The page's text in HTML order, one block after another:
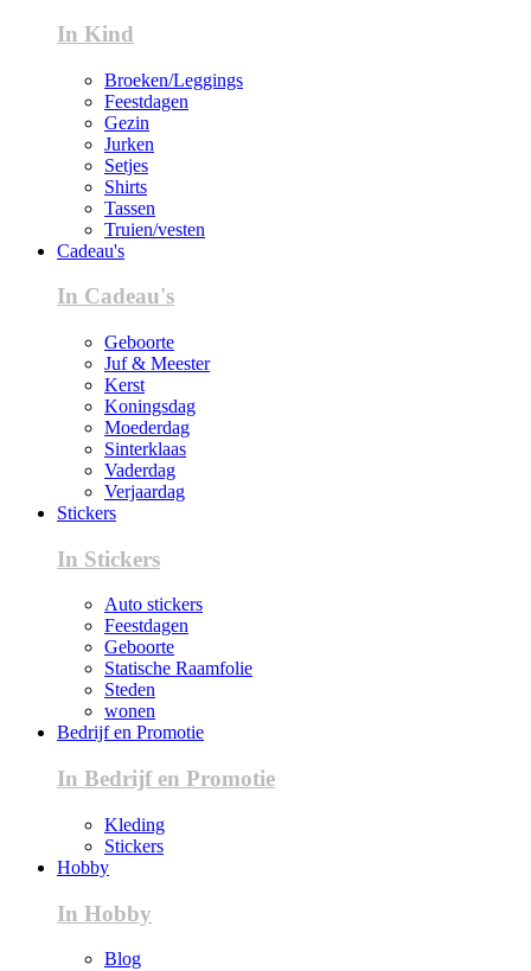
In Kind
Broeken/Leggings
Feestdagen
Gezin
Jurken
Setjes
Shirts
Tassen
Truien/vesten
Cadeau's
In Cadeau's
Geboorte
Juf & Meester
Kerst
Koningsdag
Moederdag
Sinterklaas
Vaderdag
Verjaardag
Stickers
In Stickers
Auto stickers
Feestdagen
Geboorte
Statische Raamfolie
Steden
wonen
Bedrijf en Promotie
In Bedrijf en Promotie
Kleding
Stickers
Hobby
In Hobby
Blog